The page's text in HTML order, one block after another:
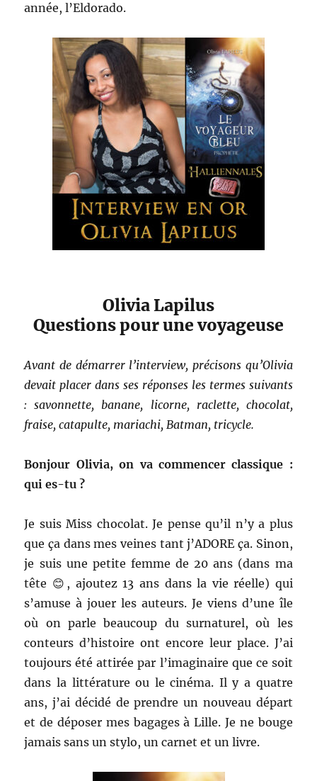
année, l’Eldorado.
Olivia Lapilus
Questions pour une voyageuse
Avant de démarrer l’interview, précisons qu’Olivia
devait placer dans ses réponses les termes suivants
: savonnette, banane, licorne, raclette, chocolat,
fraise, catapulte, mariachi, Batman, tricycle.
Bonjour Olivia, on va commencer classique :
qui es-tu ?
Je suis Miss chocolat. Je pense qu’il n’y a plus
que ça dans mes veines tant j’ADORE ça. Sinon,
je suis une petite femme de 20 ans (dans ma
tête 😊, ajoutez 13 ans dans la vie réelle) qui
s’amuse à jouer les auteurs. Je viens d’une île
où on parle beaucoup du surnaturel, où les
conteurs d’histoire ont encore leur place. J’ai
toujours été attirée par l’imaginaire que ce soit
dans la littérature ou le cinéma. Il y a quatre
ans, j’ai décidé de prendre un nouveau départ
et de déposer mes bagages à Lille. Je ne bouge
jamais sans un stylo, un carnet et un livre.